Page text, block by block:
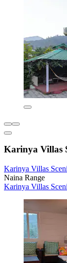
Karinya Villas
Karinya Villas
Naina Range
Karinya Villas